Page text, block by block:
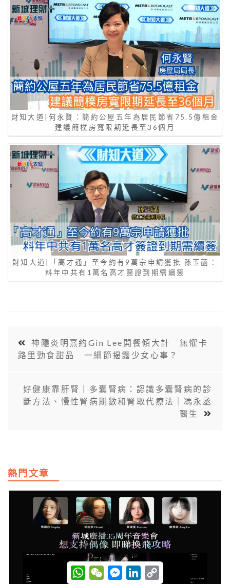
財知大道|何永賢：簡約公屋五年為居民節省75.5億租金
建議簡樸房寬限期延長至36個月
財知大道|「高才通」至今約有9萬宗申請獲批 孫玉菡：
料年中共有1萬名高才簽證到期需續簽
神隱炎明熹約Gin Lee開餐傾大計 無懼卡
路里勁食甜品 一細節揭露少女心事？
好健康靠肝腎｜多囊腎病：認識多囊腎病的診
斷方法、慢性腎病期數和腎取代療法｜馮永丞
醫生
熱門文章
W
h
W
e
M
e
L